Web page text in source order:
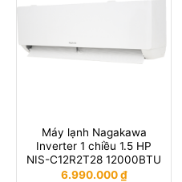
Máy lạnh Nagakawa
Inverter 1 chiều 1.5 HP
NIS-C12R2T28 12000BTU
6.990.000₫